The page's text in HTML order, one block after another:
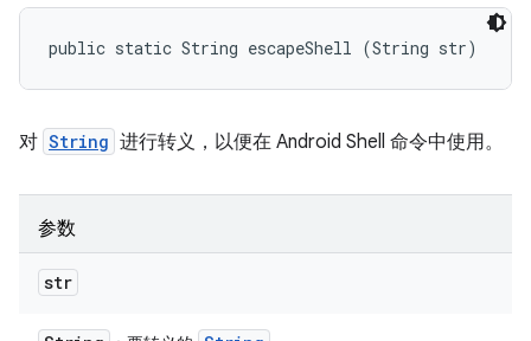
public static String escapeShell (String str)
对 String 进行转义，以便在 Android Shell 命令中使用。
参数
str